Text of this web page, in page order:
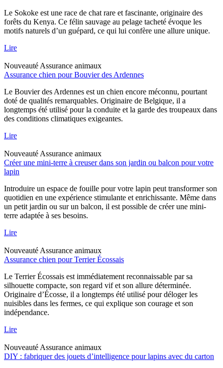
Le Sokoke est une race de chat rare et fascinante, originaire des
forêts du Kenya. Ce félin sauvage au pelage tacheté évoque les
motifs naturels d’un guépard, ce qui lui confère une allure unique.
Lire
Nouveauté Assurance animaux
Assurance chien pour Bouvier des Ardennes
Le Bouvier des Ardennes est un chien encore méconnu, pourtant
doté de qualités remarquables. Originaire de Belgique, il a
longtemps été utilisé pour la conduite et la garde des troupeaux dans
des conditions climatiques exigeantes.
Lire
Nouveauté Assurance animaux
Créer une mini-terre à creuser dans son jardin ou balcon pour votre
lapin
Introduire un espace de fouille pour votre lapin peut transformer son
quotidien en une expérience stimulante et enrichissante. Même dans
un petit jardin ou sur un balcon, il est possible de créer une mini-
terre adaptée à ses besoins.
Lire
Nouveauté Assurance animaux
Assurance chien pour Terrier Écossais
Le Terrier Écossais est immédiatement reconnaissable par sa
silhouette compacte, son regard vif et son allure déterminée.
Originaire d’Écosse, il a longtemps été utilisé pour déloger les
nuisibles dans les fermes, ce qui explique son courage et son
indépendance.
Lire
Nouveauté Assurance animaux
DIY : fabriquer des jouets d’intelligence pour lapins avec du carton